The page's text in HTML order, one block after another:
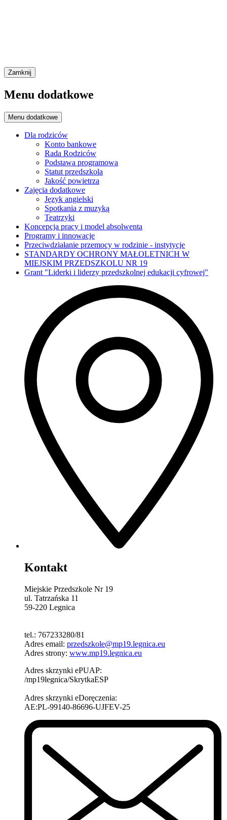
Zamknij
Menu dodatkowe
Menu dodatkowe
Dla rodziców
Konto bankowe
Rada Rodziców
Podstawa programowa
Statut przedszkola
Jakość powietrza
Zajęcia dodatkowe
Język angielski
Spotkania z muzyką
Teatrzyki
Koncepcja pracy i model absolwenta
Programy i innowacje
Przeciwdziałanie przemocy w rodzinie - instytycje
STANDARDY OCHRONY MAŁOLETNICH W
MIEJSKIM PRZEDSZKOLU NR 19
Grant "Liderki i liderzy przedszkolnej edukacji cyfrowej"
Kontakt
Miejskie Przedszkole Nr 19
ul. Tatrzańska 11
59-220 Legnica
tel.: 767233280/81
Adres email: przedszkole@mp19.legnica.eu
Adres strony: www.mp19.legnica.eu
Adres skrzynki ePUAP:
/mp19legnica/SkrytkaESP
Adres skrzynki eDoręczenia:
AE:PL-99140-86696-UJFEV-25